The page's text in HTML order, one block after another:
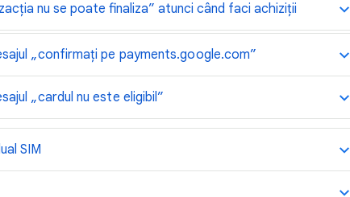
nu se poate finaliza” atunci când faci achiziții
„confirmați pe payments.google.com”
„cardul nu este eligibil”
SIM